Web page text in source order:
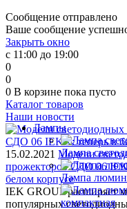
Сообщение отправлено
Ваше сообщение
Закрыть окно
с 11:00 до 19:00
0
0
0 В корзине пока пусто
Каталог товаров
Лампы
Лампа
Лампа
Наши новости
15.02.2021 Модели
прожекторов СДО 06
белом корпусе
IEK GROUP расширяет
популярных